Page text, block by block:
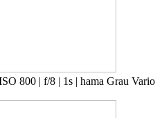
800 | f/8 | 1s | hama Grau Vario